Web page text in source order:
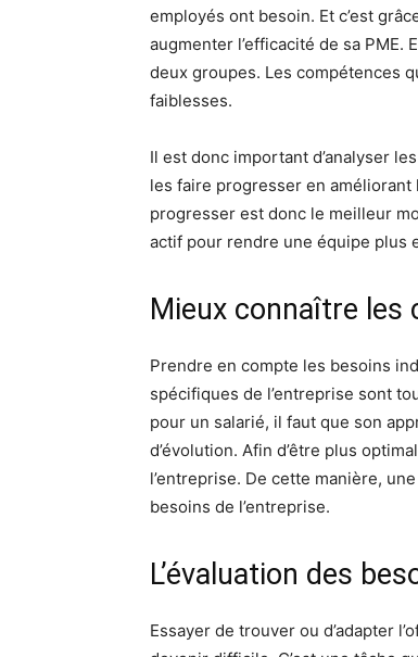
employés ont besoin. Et c’est
augmenter l’efficacité de sa PME.
deux groupes. Les compétences
faiblesses.
Il est donc important d’analyser
les faire progresser en
progresser est donc le meilleur
actif pour rendre une équipe plus
Mieux connaître les
Prendre en compte les besoins
spécifiques de l’entreprise sont
pour un salarié, il faut que son
d’évolution. Afin d’être plus
l’entreprise. De cette manière,
besoins de l’entreprise.
L’évaluation des
Essayer de trouver ou d’adapter